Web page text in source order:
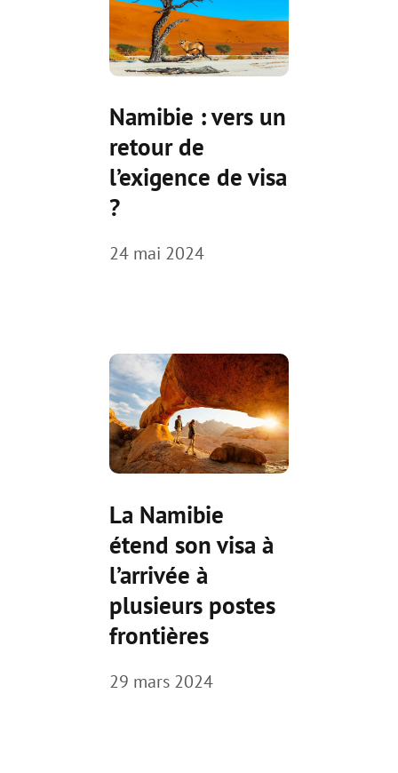
Namibie : vers un
retour de
l’exigence de visa
?
24 mai 2024
La Namibie
étend son visa à
l’arrivée à
plusieurs postes
frontières
29 mars 2024